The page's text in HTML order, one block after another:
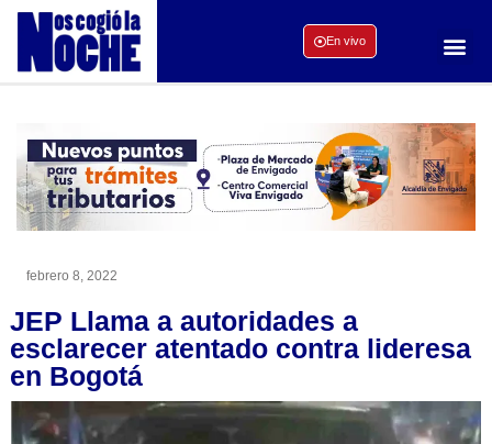
En vivo
febrero 8, 2022
JEP Llama a autoridades a
esclarecer atentado contra lideresa
en Bogotá